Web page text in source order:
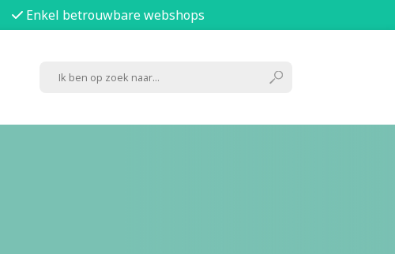
Enkel betrouwbare webshops